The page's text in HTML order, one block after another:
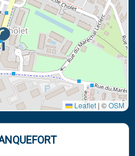
Leaflet | ©OSM